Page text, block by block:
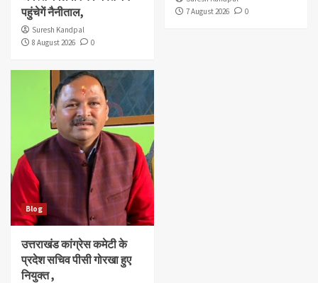
पहुंचेगें नैनीताल,
Suresh Kandpal
8 August 2026
0
7 August 2026
0
Blog
उत्तराखंड कांग्रेस कमेटी के
प्रदेश सचिव पीसी गोरखा हुए
नियुक्त ,